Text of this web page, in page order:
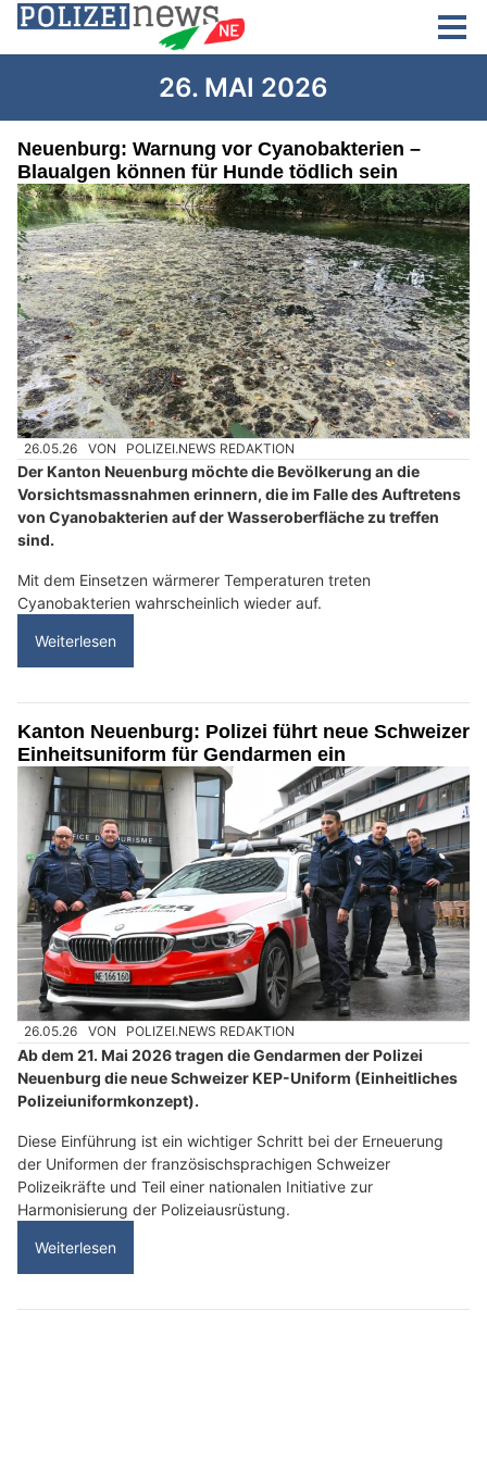
26. MAI 2026
Neuenburg: Warnung vor Cyanobakterien –
Blaualgen können für Hunde tödlich sein
26.05.26 VON POLIZEI.NEWS REDAKTION
Der Kanton Neuenburg möchte die Bevölkerung an die
Vorsichtsmassnahmen erinnern, die im Falle des Auftretens
von Cyanobakterien auf der Wasseroberfläche zu treffen
sind.
Mit dem Einsetzen wärmerer Temperaturen treten
Cyanobakterien wahrscheinlich wieder auf.
Weiterlesen
Kanton Neuenburg: Polizei führt neue Schweizer
Einheitsuniform für Gendarmen ein
26.05.26 VON POLIZEI.NEWS REDAKTION
Ab dem 21. Mai 2026 tragen die Gendarmen der Polizei
Neuenburg die neue Schweizer KEP-Uniform (Einheitliches
Polizeiuniformkonzept).
Diese Einführung ist ein wichtiger Schritt bei der Erneuerung
der Uniformen der französischsprachigen Schweizer
Polizeikräfte und Teil einer nationalen Initiative zur
Harmonisierung der Polizeiausrüstung.
Weiterlesen